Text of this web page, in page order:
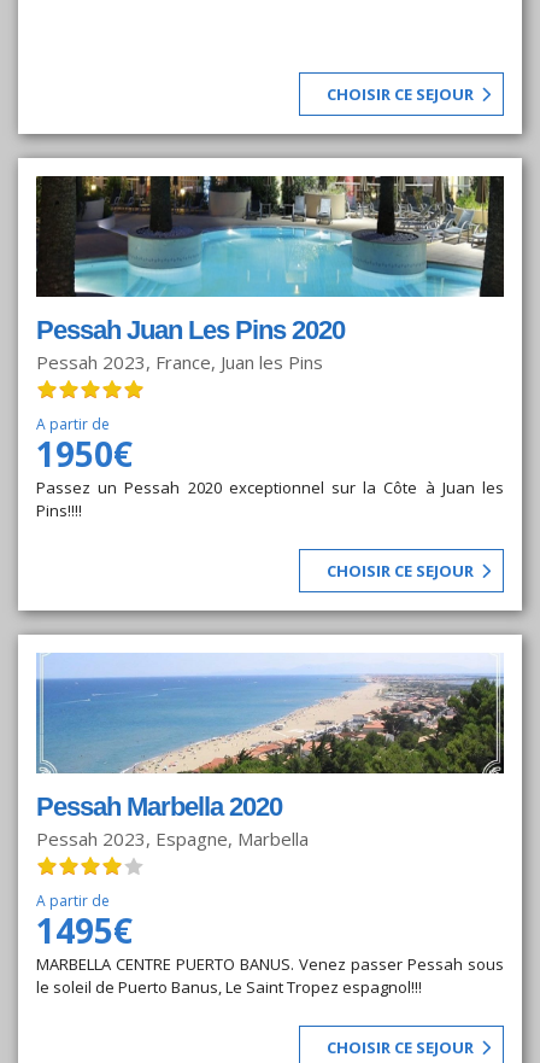
CHOISIR CE SEJOUR
Pessah Juan Les Pins 2020
Pessah 2023, France, Juan les Pins
A partir de
1950€
Passez un Pessah 2020 exceptionnel sur la Côte à Juan les
Pins!!!!
CHOISIR CE SEJOUR
Pessah Marbella 2020
Pessah 2023, Espagne, Marbella
A partir de
1495€
MARBELLA CENTRE PUERTO BANUS. Venez passer Pessah sous
le soleil de Puerto Banus, Le Saint Tropez espagnol!!!
CHOISIR CE SEJOUR